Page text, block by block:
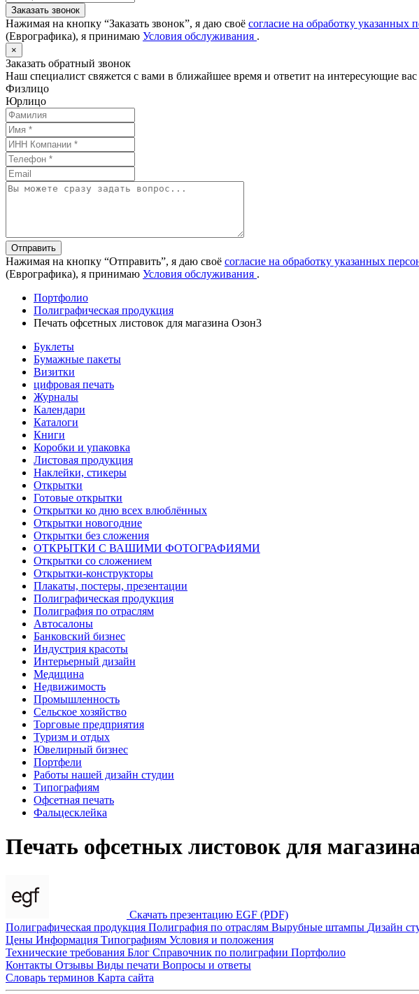
Заказать звонок
Нажимая на кнопку “Заказать звонок”, я даю своё согласие на обработку указанных
(Еврографика), я принимаю Условия обслуживания .
×
Заказать обратный звонок
Наш специалист свяжется с вами в ближайшее время и ответит на интересующие
Физлицо
Юрлицо
Отправить
Нажимая на кнопку “Отправить”, я даю своё согласие на обработку указанных
(Еврографика), я принимаю Условия обслуживания .
Портфолио
Полиграфическая продукция
Печать офсетных листовок для магазина Озон3
Буклеты
Бумажные пакеты
Визитки
цифровая печать
Журналы
Календари
Каталоги
Книги
Коробки и упаковка
Листовая продукция
Наклейки, стикеры
Открытки
Готовые открытки
Открытки ко дню всех влюблённых
Открытки новогодние
Открытки без сложения
ОТКРЫТКИ С ВАШИМИ ФОТОГРАФИЯМИ
Открытки со сложением
Открытки-конструкторы
Плакаты, постеры, презентации
Полиграфическая продукция
Полиграфия по отраслям
Автосалоны
Банковский бизнес
Индустрия красоты
Интерьерный дизайн
Медицина
Недвижимость
Промышленность
Сельское хозяйство
Торговые предприятия
Туризм и отдых
Ювелирный бизнес
Портфели
Работы нашей дизайн студии
Типографиям
Офсетная печать
Фальцесклейка
Печать офсетных листовок для
Скачать презентацию EGF (PDF)
Полиграфическая продукция Полиграфия по отраслям Вырубные штампы Дизайн
Цены Информация Типографиям Условия и положения
Технические требования Блог Справочник по полиграфии Портфолио
Контакты Отзывы Виды печати Вопросы и ответы
Словарь терминов Карта сайта